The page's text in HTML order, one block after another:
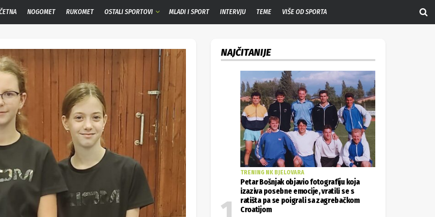
NOGOMET RUKOMET OSTALI SPORTOVI MLADI I SPORT INTERVJU TEME VIŠE OD SPORTA
NAJČITANIJE
TRENING NK BJELOVARA
Petar Bošnjak objavio fotografiju koja
izaziva posebne emocije, vratili se s
ratišta pa se poigrali sa zagrebačkom
Croatijom